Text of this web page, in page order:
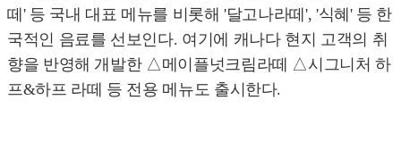
떼' 등 국내 대표 메뉴를 비롯해 '달고나라떼', '식혜' 등 한
국적인 음료를 선보인다. 여기에 캐나다 현지 고객의 취
향을 반영해 개발한 △메이플넛크림라떼 △시그니처 하
프&하프 라떼 등 전용 메뉴도 출시한다.